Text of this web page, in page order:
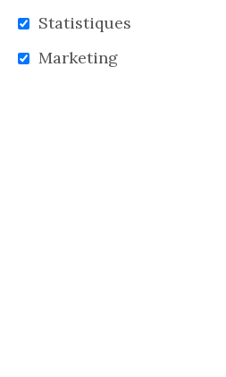
Statistiques
Marketing